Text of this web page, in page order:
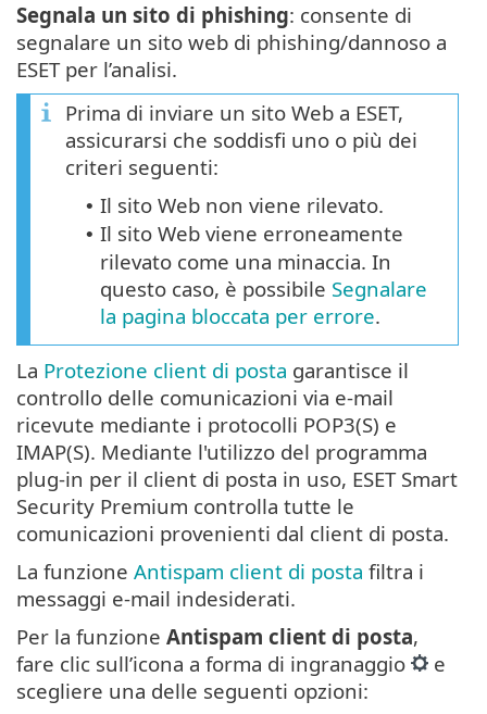
Segnala un sito di phishing: consente di
segnalare un sito web di phishing/dannoso a
ESET per l’analisi.
Prima di inviare un sito Web a ESET,
assicurarsi che soddisfi uno o più dei
criteri seguenti:
• Il sito Web non viene rilevato.
• Il sito Web viene erroneamente
rilevato come una minaccia. In
questo caso, è possibile Segnalare
la pagina bloccata per errore.
La Protezione client di posta garantisce il
controllo delle comunicazioni via e-mail
ricevute mediante i protocolli POP3(S) e
IMAP(S). Mediante l'utilizzo del programma
plug-in per il client di posta in uso, ESET Smart
Security Premium controlla tutte le
comunicazioni provenienti dal client di posta.
La funzione Antispam client di posta filtra i
messaggi e-mail indesiderati.
Per la funzione Antispam client di posta,
fare clic sull’icona a forma di ingranaggio
e
scegliere una delle seguenti opzioni: